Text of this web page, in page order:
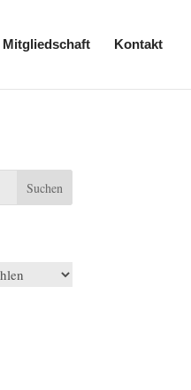
Mitgliedschaft Kontakt